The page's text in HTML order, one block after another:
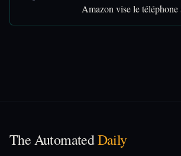
Amazon vise le téléphone
The AutomatedDaily